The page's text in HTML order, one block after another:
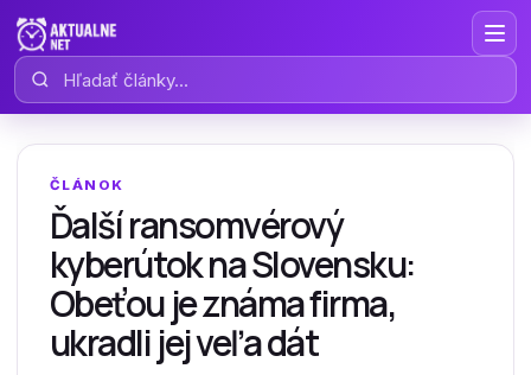
Hľadať články
ČLÁNOK
Ďalší ransomvérový
kyberútok na Slovensku:
Obeťou je známa firma,
ukradli jej veľa dát